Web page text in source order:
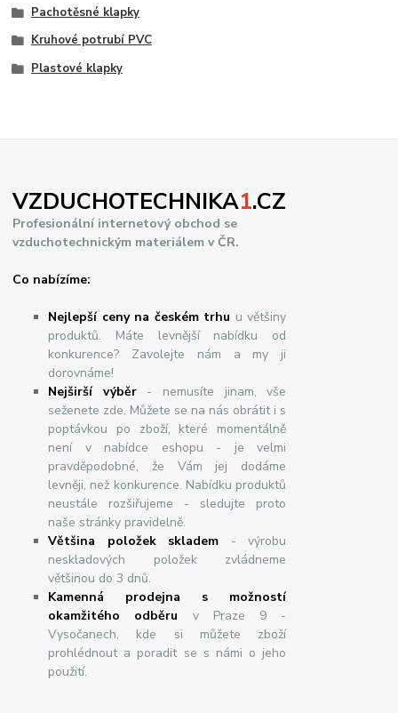
Pachotěsné klapky
Kruhové potrubí PVC
Plastové klapky
VZDUCHOTECHNIKA1.CZ
Profesionální internetový obchod se
vzduchotechnickým materiálem v ČR.
Co nabízíme:
Nejlepší ceny na českém trhu u většiny
produktů. Máte levnější nabídku od
konkurence? Zavolejte nám a my ji
dorovnáme!
Nejširšívýběr- nemusíte jinam, vše
seženete zde. Můžete se na nás obrátit i s
poptávkou po zboží, které momentálně
není v nabídce eshopu - je velmi
pravděpodobné, že Vám jej dodáme
levněji, než konkurence. Nabídku produktů
neustále rozšiřujeme - sledujte proto
naše stránky pravidelně.
Většina položek skladem - výrobu
neskladových položek zvládneme
většinou do 3 dnů.
Kamenná prodejna s možností
okamžitého odběru v Praze 9 -
Vysočanech, kde si můžete zboží
prohlédnout a poradit se s námi o jeho
použití.